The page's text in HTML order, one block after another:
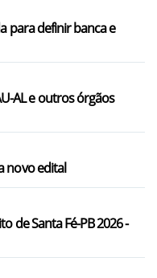
para definir banca e
AL e outros órgãos
novo edital
de Santa Fé-PB 2026 -